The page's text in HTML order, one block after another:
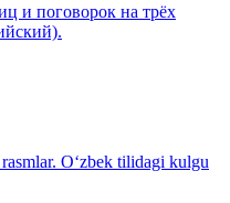
и поговорок на трёх
O‘zbek tilidagi kulgu